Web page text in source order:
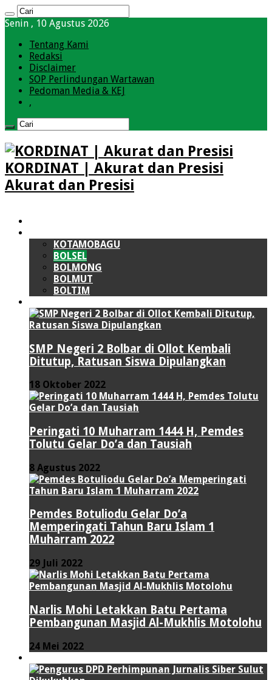
Senin , 10 Agustus 2026
Tentang Kami
Redaksi
Disclaimer
SOP Perlindungan Wartawan
Pedoman Media & KEJ
,
KORDINAT | Akurat dan Presisi
Akurat dan Presisi
KOTAMOBAGU
BOLSEL
BOLMONG
BOLMUT
BOLTIM
SMP Negeri 2 Bolbar di Ollot Kembali
Ditutup, Ratusan Siswa Dipulangkan
18 Oktober 2022
Peringati 10 Muharram 1444 H, Pemdes
Tolutu Gelar Do’a dan Tausiah
8 Agustus 2022
Pemdes Botuliodu Gelar Do’a
Memperingati Tahun Baru Islam 1
Muharram 2022
29 Juli 2022
Narlis Mohi Letakkan Batu Pertama
Pembangunan Masjid Al-Mukhlis Motolohu
24 Mei 2022